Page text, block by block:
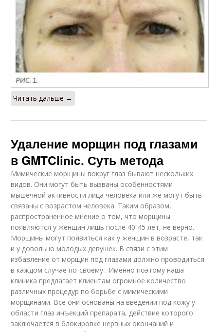
Читать дальше →
Удаление морщин под глазами
в GMTClinic. Суть метода
Мимические морщины вокруг глаз бывают нескольких
видов. Они могут быть вызваны особенностями
мышечной активности лица человека или же могут быть
связаны с возрастом человека. Таким образом,
распространенное мнение о том, что морщины
появляются у женщин лишь после 40-45 лет, не верно.
Морщины могут появиться как у женщин в возрасте, так
и у довольно молодых девушек. В связи с этим
избавление от морщин под глазами должно проводиться
в каждом случае по-своему . Именно поэтому наша
клиника предлагает клиентам огромное количество
различных процедур по борьбе с мимическими
морщинами. Все они основаны на введении под кожу у
области глаз инъекций препарата, действие которого
заключается в блокировке нервных окончаний и